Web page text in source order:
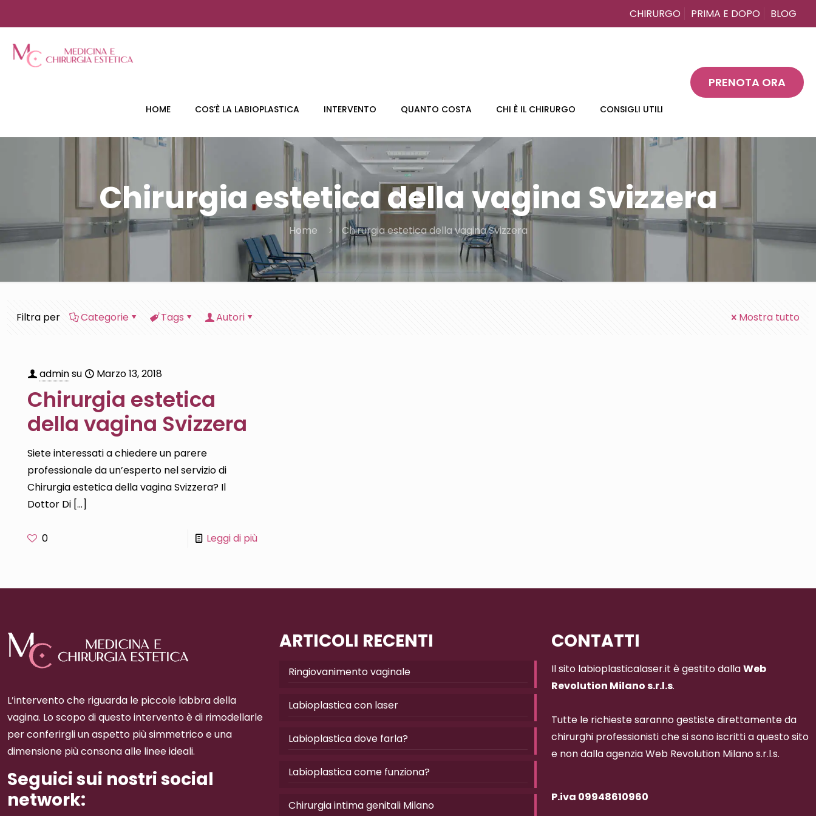
CHIRURGO PRIMA E DOPO BLOG
HOME COS’È LA LABIOPLASTICA INTERVENTO QUANTO COSTA CHI È IL CHIRURGO CONSIGLI UTILI
PRENOTA ORA
Chirurgia estetica della vagina Svizzera
Home Chirurgia estetica della vagina Svizzera
Filtra per Categorie Tags Autori Mostra tutto
adminsu Marzo 13, 2018
Chirurgia estetica
della vagina Svizzera
Siete interessati a chiedere un parere
professionale da un’esperto nel servizio di
Chirurgia estetica della vagina Svizzera? Il
Dottor Di […]
0 Leggi di più
L’intervento che riguarda le piccole labbra della
vagina. Lo scopo di questo intervento è di rimodellarle
per conferirgli un aspetto più simmetrico e una
dimensione più consona alle linee ideali.
Seguici sui nostri social
network:
ARTICOLI RECENTI
Ringiovanimento vaginale
Labioplastica con laser
Labioplastica dove farla?
Labioplastica come funziona?
Chirurgia intima genitali Milano
CONTATTI
Il sito labioplasticalaser.it è gestito dallaWeb
Revolution Milano s.r.l.s.
Tutte le richieste saranno gestiste direttamente da
chirurghi professionisti che si sono iscritti a questo sito
e non dalla agenzia Web Revolution Milano s.r.l.s.
P.iva 09948610960